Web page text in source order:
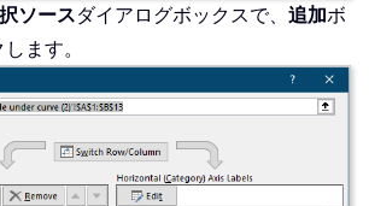
ソースダイアログボックスで、 追加ボ
ます。